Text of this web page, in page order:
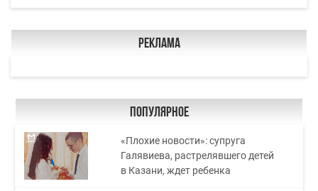
Реклама
Популярное
«Плохие новости»: супруга
Галявиева, растрелявшего детей
в Казани, ждет ребенка